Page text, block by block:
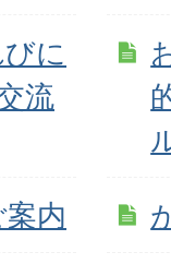
に
流
内